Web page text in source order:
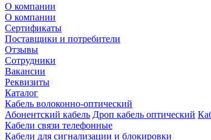
О компании
О компании
Сертификаты
Поставщики и потребители
Отзывы
Сотрудники
Вакансии
Реквизиты
Каталог
Кабель волоконно-оптический
Абонентский кабель Дроп кабель оптический
Кабели связи телефонные
Кабели для сигнализации и блокировки